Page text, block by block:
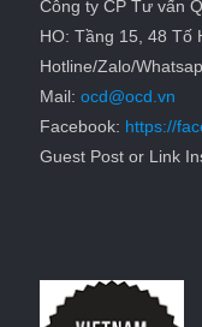
Công ty CP Tư vấn
HO: Tầng 15, 48 Tố
Hotline/Zalo/
Mail: ocd@ocd.vn
Facebook: https://
Guest Post or Link